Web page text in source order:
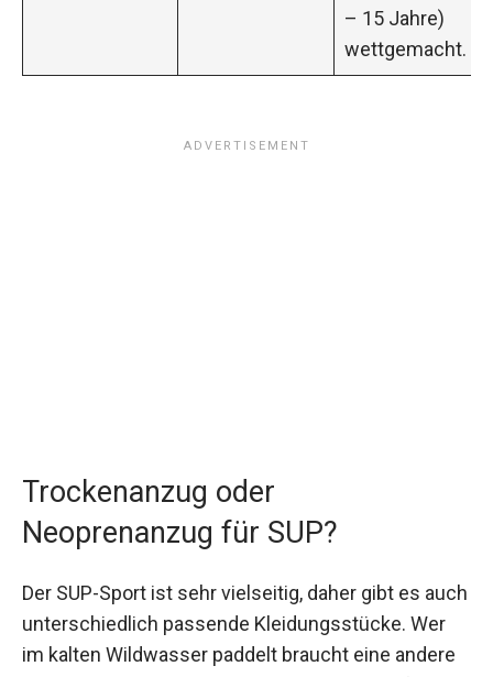
– 15 Jahre)
wettgemacht.
Trockenanzug oder
Neoprenanzug für SUP?
Der SUP-Sport ist sehr vielseitig, daher gibt es auch
unterschiedlich passende Kleidungsstücke. Wer
im kalten Wildwasser paddelt braucht eine andere